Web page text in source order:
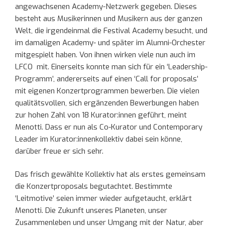
angewachsenen Academy-Netzwerk gegeben. Dieses
besteht aus Musikerinnen und Musikern aus der ganzen
Welt, die irgendeinmal die Festival Academy besucht, und
im damaligen Academy- und später im Alumni-Orchester
mitgespielt haben. Von ihnen wirken viele nun auch im
LFCO mit. Einerseits konnte man sich für ein ‘Leadership-
Programm’, andererseits auf einen ‘Call for proposals’
mit eigenen Konzertprogrammen bewerben. Die vielen
qualitätsvollen, sich ergänzenden Bewerbungen haben
zur hohen Zahl von 18 Kurator:innen geführt, meint
Menotti. Dass er nun als Co-Kurator und Contemporary
Leader im Kurator:innenkollektiv dabei sein könne,
darüber freue er sich sehr.
Das frisch gewählte Kollektiv hat als erstes gemeinsam
die Konzertproposals begutachtet. Bestimmte
‘Leitmotive’ seien immer wieder aufgetaucht, erklärt
Menotti. Die Zukunft unseres Planeten, unser
Zusammenleben und unser Umgang mit der Natur, aber